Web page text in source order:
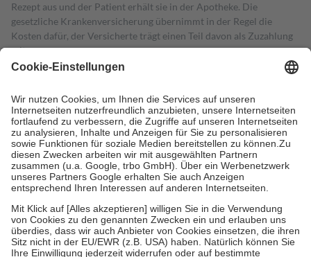
Rezept aus und der Patient erhält sie in der Apotheke. Die
gesetzliche Krankenversicherung übernimmt in der Regel die
Kosten dafür, der Versicherte trägt einen Teil davon als Zuzahlung
mit.
Grundsätzlich leisten Mitglieder Zuzahlungen in Höhe von zehn
höchstens zehn Euro.
Es sind jedoch nie mehr als die tatsächlichen
Kosten der Leistung zu entrichten.
Diese Regeln gelten grundsätzlich auch für Online-Apotheken.
Bei Heilmitteln und häuslicher Krankenpflege beträgt die
Zuzahlung zehn Prozent der Kosten sowie zehn Euro je
Verordnung.
Um das Engagement der Versicherten für ihre eigene Gesundheit zu
stärken und die besondere Stellung der Familie zu unterstützen,
fallenkeine Zuzahlungenan bei:
• Kindern und Jugendlichen bis zum vollendeten 18. Lebensjahr
mit Ausnahme der Fahrkosten
• Untersuchungen zur Vorsorge und Früherkennung, die von der